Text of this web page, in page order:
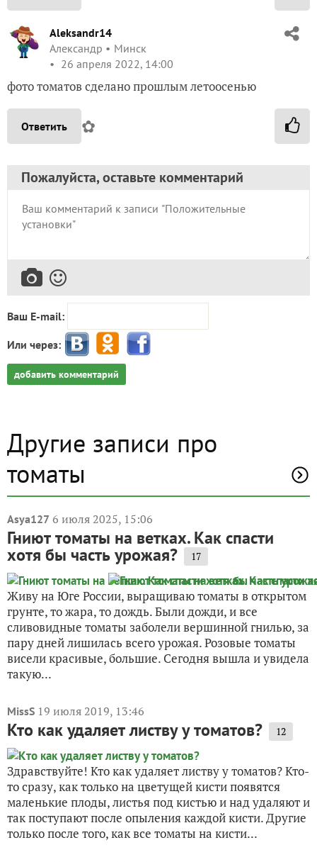
Aleksandr14
Александр
Минск
26 апреля 2022, 14:00
фото томатов сделано прошлым летоосенью
Ответить ✿
Пожалуйста, оставьте комментарий
Ваш E-mail:
Или через:
добавить комментарий
Другие записи про
томаты
Asya127 6 июля 2025, 15:06
Гниют томаты на ветках. Как спасти
хотя бы часть урожая? 17
Живу на Юге России, выращиваю томаты в открытом
грунте, то жара, то дождь. Были дожди, и все
сливовидные томаты заболели вершинной гнилью, за
пару дней лишилась всего урожая. Розовые томаты
висели красивые, большие. Сегодня вышла и увидела
такую...
MissS 19 июля 2019, 13:46
Кто как удаляет листву у томатов? 12
Здравствуйте! Кто как удаляет листву у томатов? Кто-
то сразу, как только на цветущей кисти появятся
маленькие плоды, листья под кистью и над удаляют и
так поступают после опыления каждой кисти. Другие
только после того, как все томаты на кисти...